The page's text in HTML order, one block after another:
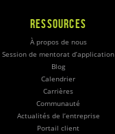
RESSOURCES
À propos de nous
Session de mentorat d’application
Blog
Calendrier
Carrières
Communauté
Actualités de l’entreprise
Portail client